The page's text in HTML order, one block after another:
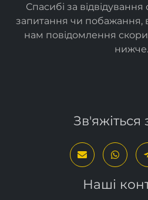
Спасибі за відвідування
запитання чи побажання,
нам повідомлення
Зв'яжіться